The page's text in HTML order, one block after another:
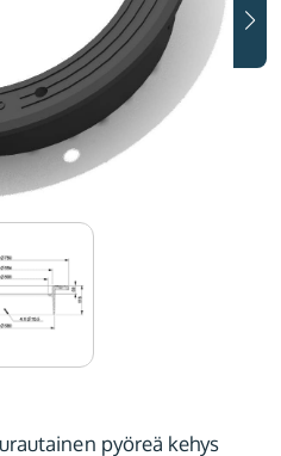
pyöreä kehys